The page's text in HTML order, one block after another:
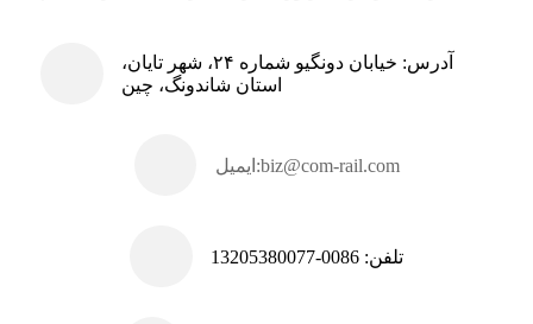
آدرس: خیابان دونگیو شماره ۲۴، شهر تایان،
استان شاندونگ، چین
ایمیل:biz@com-rail.com
تلفن: 0086-13205380077